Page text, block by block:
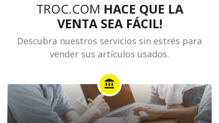
TROC.COM HACE QUE LA
VENTA SEA FÁCIL!
Descubra nuestros servicios sin estrés para
vender sus artículos usados.
account_balance